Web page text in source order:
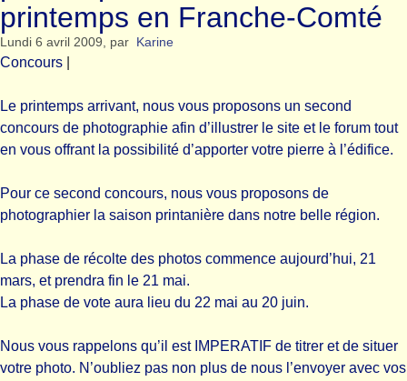
printemps en Franche-Comté
Lundi 6 avril 2009, par Karine
Concours
Le printemps arrivant, nous vous proposons un second
concours de photographie afin d’illustrer le site et le forum tout
en vous offrant la possibilité d’apporter votre pierre à l’édifice.
Pour ce second concours, nous vous proposons de
photographier la saison printanière dans notre belle région.
La phase de récolte des photos commence aujourd’hui, 21
mars, et prendra fin le 21 mai.
La phase de vote aura lieu du 22 mai au 20 juin.
Nous vous rappelons qu’il est IMPERATIF de titrer et de situer
votre photo. N’oubliez pas non plus de nous l’envoyer avec vos